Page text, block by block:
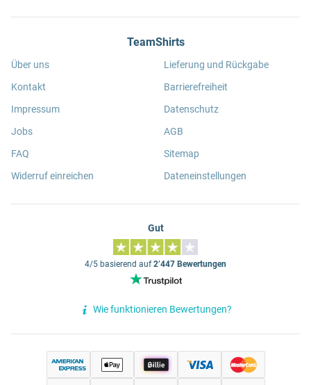
TeamShirts
Über uns
Kontakt
Impressum
Jobs
FAQ
Widerruf einreichen
Lieferung und Rückgabe
Barrierefreiheit
Datenschutz
AGB
Sitemap
Dateneinstellungen
Gut
4/5 basierend auf2’447 Bewertungen
Wie funktionieren Bewertungen?